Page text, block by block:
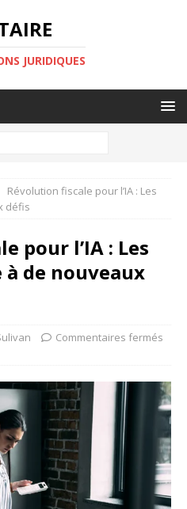
JURIDIQUES
Révolution fiscale pour l’IA : Les
défis
pour l’IA : Les
de nouveaux
Commentaires fermés